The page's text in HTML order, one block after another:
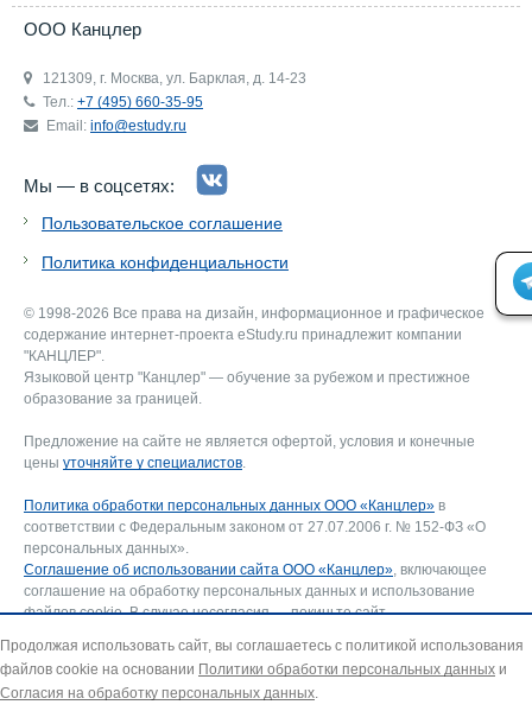
ООО Канцлер
121309, г. Москва, ул. Барклая, д. 14-23
Тел.: +7 (495) 660-35-95
Email: info@estudy.ru
Мы — в соцсетях:
Пользовательское соглашение
Политика конфиденциальности
© 1998-2026 Все права на дизайн, информационное и графическое
содержание интернет-проекта eStudy.ru принадлежит компании
"КАНЦЛЕР".
Языковой центр "Канцлер" — обучение за рубежом и престижное
образование за границей.
Предложение на сайте не является офертой, условия и конечные
цены уточняйте у специалистов
Политика обработки персональных данных ООО «Канцлер» в
соответствии с Федеральным законом от 27.07.2006 г. № 152-ФЗ «О
персональных данных».
Соглашение об использовании сайта ООО «Канцлер» , включающее
соглашение на обработку персональных данных и использование
файлов cookie. В случае несогласия — покиньте сайт.
запрос на адрес эл. почты:info@estudy.ru
Продолжая использовать сайт, вы соглашаетесь с политикой использования
файлов cookie на основании Политики обработки персональных данных и
Согласия на обработку персональных данных.